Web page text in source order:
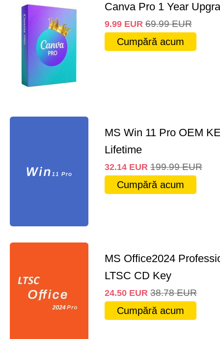
Canva Pro 1 Year
9.99 EUR 69.99 EUR
Cumpără acum
MS Win 11 Pro OEM
Lifetime
32.14 EUR 199.99 EUR
Cumpără acum
MS Office2024
LTSC CD Key
24.50 EUR 38.78 EUR
Cumpără acum